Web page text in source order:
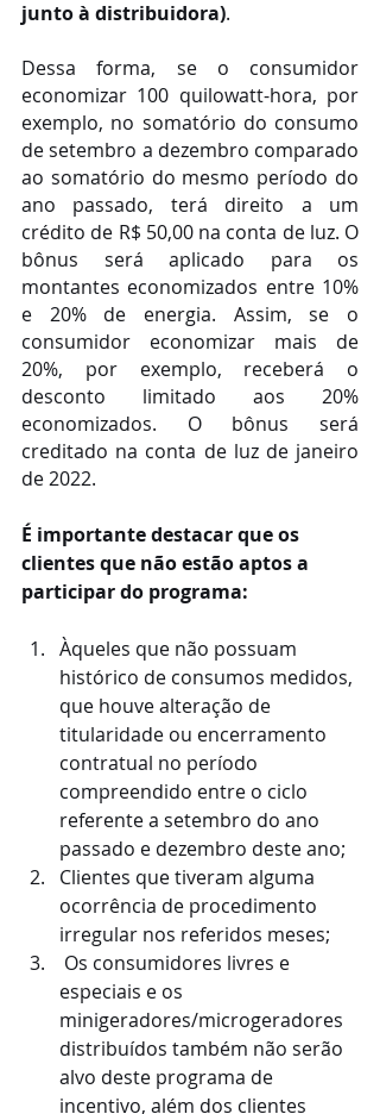
junto à distribuidora).
Dessa forma, se o consumidor
economizar 100 quilowatt-hora, por
exemplo, no somatório do consumo
de setembro a dezembro comparado
ao somatório do mesmo período do
ano passado, terá direito a um
crédito de R$ 50,00 na conta de luz. O
bônus será aplicado para os
montantes economizados entre 10%
e 20% de energia. Assim, se o
consumidor economizar mais de
20%, por exemplo, receberá o
desconto limitado aos 20%
economizados. O bônus será
creditado na conta de luz de janeiro
de 2022.
É importante destacar que os
clientes que não estão aptos a
participar do programa:
Àqueles que não possuam
histórico de consumos medidos,
que houve alteração de
titularidade ou encerramento
contratual no período
compreendido entre o ciclo
referente a setembro do ano
passado e dezembro deste ano;
Clientes que tiveram alguma
ocorrência de procedimento
irregular nos referidos meses;
especiais e os
minigeradores/microgeradores
distribuídos também não serão
alvo deste programa de
incentivo, além dos clientes